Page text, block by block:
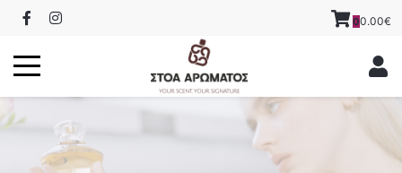
00.00€